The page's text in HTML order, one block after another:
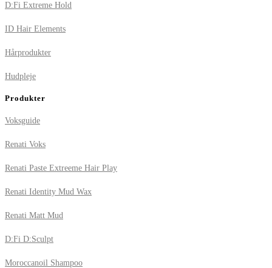
D:Fi Extreme Hold
ID Hair Elements
Hårprodukter
Hudpleje
Produkter
Voksguide
Renati Voks
Renati Paste Extreeme Hair Play
Renati Identity Mud Wax
Renati Matt Mud
D:Fi D:Sculpt
Moroccanoil Shampoo